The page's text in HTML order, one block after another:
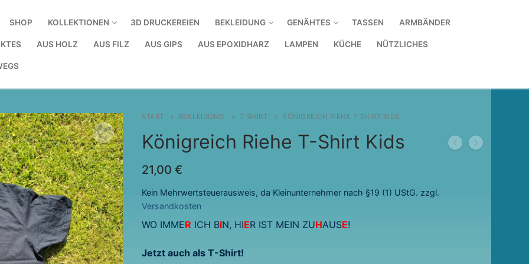
SHOP KOLLEKTIONEN 3D DRUCKEREIEN BEKLEIDUNG GENÄHTES TASSEN ARMBÄNDER
AUS HOLZ AUS FILZ AUS GIPS AUS EPOXIDHARZ LAMPEN KÜCHE NÜTZLICHES
START BEKLEIDUNG T-SHIRT KÖNIGREICH RIEHE T-SHIRT KIDS
Königreich Riehe T-Shirt Kids
21,00 €
Kein Mehrwertsteuerausweis, da Kleinunternehmer nach §19 (1) UStG. zzgl.
Versandkosten
WO IMMER ICH BIN, HIER IST MEIN ZUHAUSE!
Jetzt auch als T-Shirt!